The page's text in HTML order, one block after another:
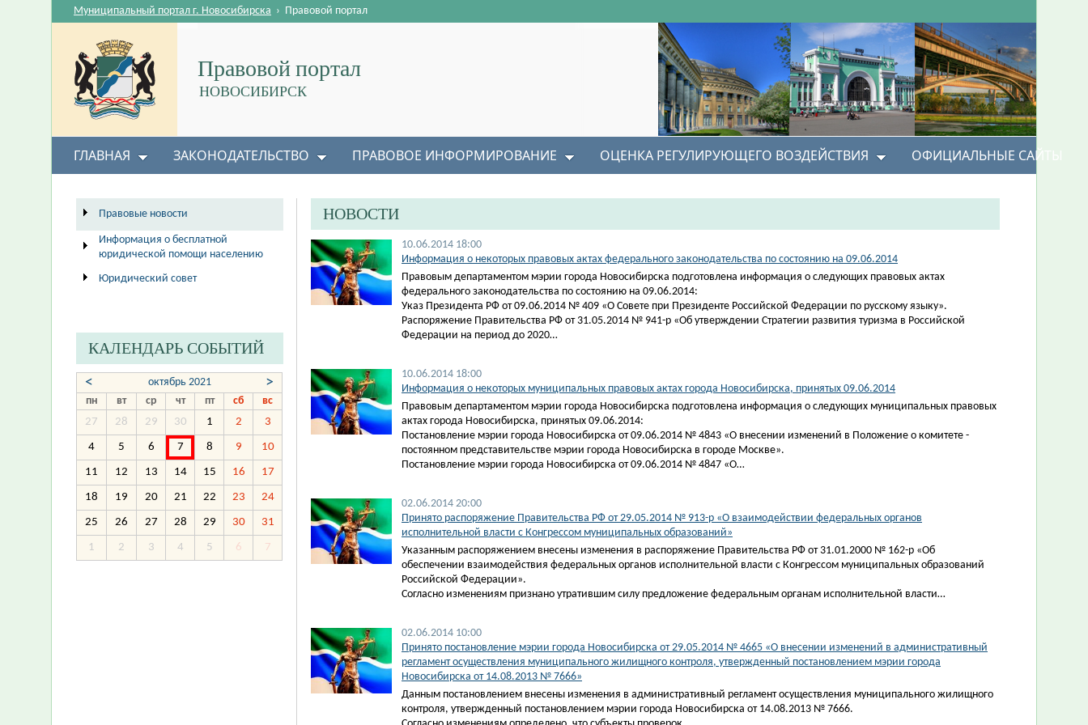
Правовой портал
НОВОСИБИРСК
Муниципальный портал г. Новосибирска › Правовой портал
ГЛАВНАЯ ЗАКОНОДАТЕЛЬСТВО ПРАВОВОЕ ИНФОРМИРОВАНИЕ ОЦЕНКА РЕГУЛИРУЮЩЕГО ВОЗДЕЙСТВИЯ ОФИЦИАЛЬНЫЕ САЙТЫ
НОВОСТИ
10.06.2014 18:00
Информация о некоторых правовых актах федерального законодательства по состоянию на 09.06.2014
Правовым департаментом мэрии города Новосибирска подготовлена информация о следующих правовых актах
федерального законодательства по состоянию на 09.06.2014:
Указ Президента РФ от 09.06.2014 № 409 «О Совете при Президенте Российской Федерации по русскому языку».
Распоряжение Правительства РФ от 31.05.2014 № 941-р «Об утверждении Стратегии развития туризма в Российской
Федерации на период до 2020…
10.06.2014 18:00
Информация о некоторых муниципальных правовых актах города Новосибирска, принятых 09.06.2014
Правовым департаментом мэрии города Новосибирска подготовлена информация о следующих муниципальных правовых
актах города Новосибирска, принятых 09.06.2014:
Постановление мэрии города Новосибирска от 09.06.2014 № 4843 «О внесении изменений в Положение о комитете -
постоянном представительстве мэрии города Новосибирска в городе Москве».
Постановление мэрии города Новосибирска от 09.06.2014 № 4847 «О…
02.06.2014 20:00
Принято распоряжение Правительства РФ от 29.05.2014 № 913-р «О взаимодействии федеральных органов
исполнительной власти с Конгрессом муниципальных образований»
Указанным распоряжением внесены изменения в распоряжение Правительства РФ от 31.01.2000 № 162-р «Об
обеспечении взаимодействия федеральных органов исполнительной власти с Конгрессом муниципальных образований
Российской Федерации».
Согласно изменениям признано утратившим силу предложение федеральным органам исполнительной власти…
02.06.2014 10:00
Принято постановление мэрии города Новосибирска от 29.05.2014 № 4665 «О внесении изменений в административный
регламент осуществления муниципального жилищного контроля, утвержденный постановлением мэрии города
Новосибирска от 14.08.2013 № 7666»
Данным постановлением внесены изменения в административный регламент осуществления муниципального жилищного
контроля, утвержденный постановлением мэрии города Новосибирска от 14.08.2013 № 7666.
Правовые новости
Информация о бесплатной
юридической помощи населению
Юридический совет
КАЛЕНДАРЬ СОБЫТИЙ
< октябрь 2021 >
пн вт ср чт пт сб
вс
27
28 29 30 1 2 3
4 5 6 7 8 9 10
11 12 13 14 15 16 17
18 19 20 21 22 23 24
25 26 27 28 29 30 31
1 2 3 4 5 6 7